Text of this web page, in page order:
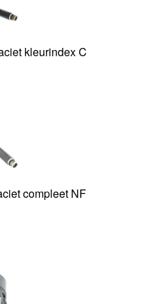
kleurindex C
compleet NF